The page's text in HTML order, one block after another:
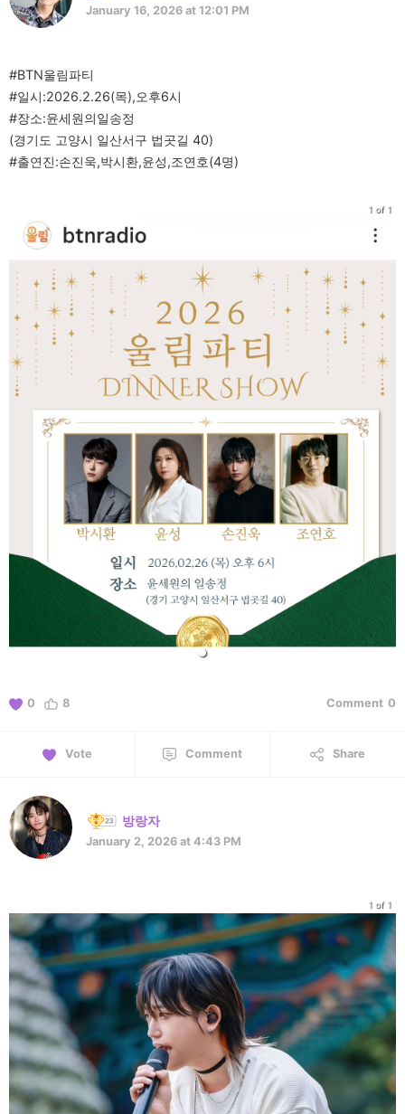
January 16, 2026 at 12:01 PM
#BTN울림파티
#일시:2026.2.26(목),오후6시
#장소:윤세원의일송정
(경기도 고양시 일산서구 법곳길 40)
#출연진:손진욱,박시환,윤성,조연호(4명)
1 of 1
0 8 Comment 0
Vote Comment Share
방랑자
January 2, 2026 at 4:43 PM
1 of 1